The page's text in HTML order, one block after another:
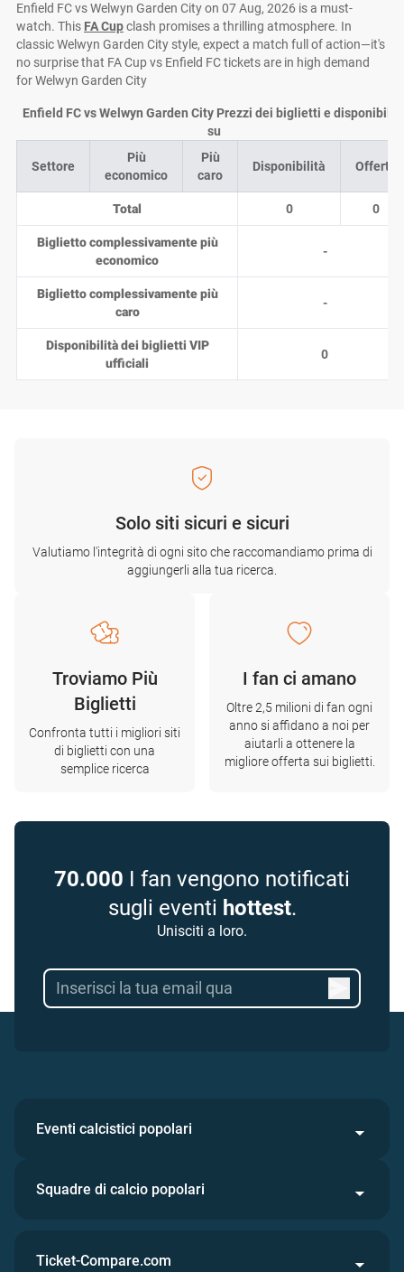
Enfield FC vs Welwyn Garden City on 07 Aug, 2026 is a must-
watch. This FA Cupclash promises a thrilling atmosphere. In
classic Welwyn Garden City style, expect a match full of action—it's
no surprise that FA Cup vs Enfield FC tickets are in high demand
for Welwyn Garden City
Settore
Più
economico
Più
caro
Disponibilità Offerte
Total 0 0
Biglietto complessivamente più
economico
-
Biglietto complessivamente più
caro
-
Disponibilità dei biglietti VIP
ufficiali
0
Enfield FC vs Welwyn Garden City Prezzi dei biglietti e
su
Solo siti sicuri e sicuri
Valutiamo l'integrità di ogni sito che raccomandiamo prima di
aggiungerli alla tua ricerca.
Troviamo Più
Biglietti
Confronta tutti i migliori siti
di biglietti con una
semplice ricerca
I fan ci amano
Oltre 2,5 milioni di fan ogni
anno si affidano a noi per
aiutarli a ottenere la
migliore offerta sui biglietti.
70.000 I fan vengono notificati
sugli eventi hottest.
Unisciti a loro.
Eventi calcistici popolari
Squadre di calcio popolari
Ticket-Compare.com